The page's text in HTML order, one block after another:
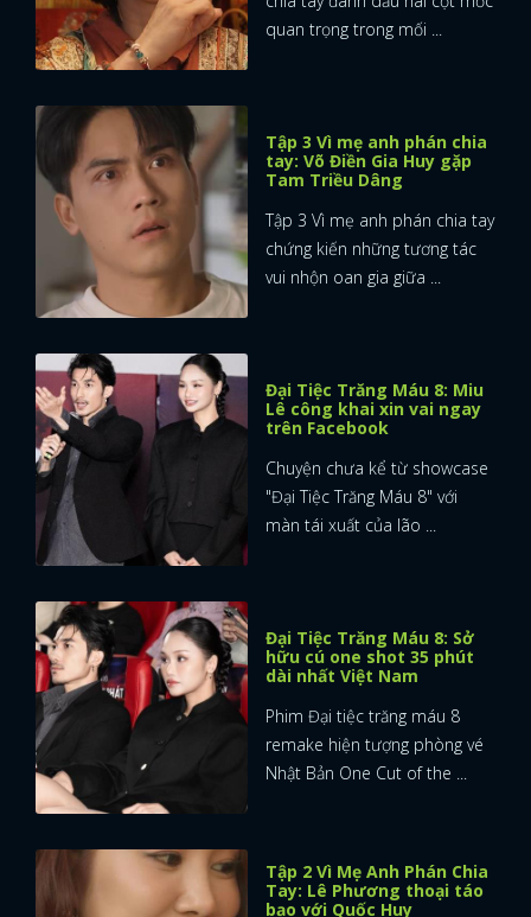
quan trọng trong mối ...
Tập 3 Vì mẹ anh phán chia
tay: Võ Điền Gia Huy gặp
Tam Triều Dâng
Tập 3 Vì mẹ anh phán chia tay
chứng kiến những tương tác
vui nhộn oan gia giữa ...
Đại Tiệc Trăng Máu 8: Miu
Lê công khai xin vai ngay
trên Facebook
Chuyện chưa kể từ showcase
"Đại Tiệc Trăng Máu 8" với
màn tái xuất của lão ...
Đại Tiệc Trăng Máu 8: Sở
hữu cú one shot 35 phút
dài nhất Việt Nam
Phim Đại tiệc trăng máu 8
remake hiện tượng phòng vé
Nhật Bản One Cut of the ...
Tập 2 Vì Mẹ Anh Phán Chia
Tay: Lê Phương thoại táo
bạo với Quốc Huy